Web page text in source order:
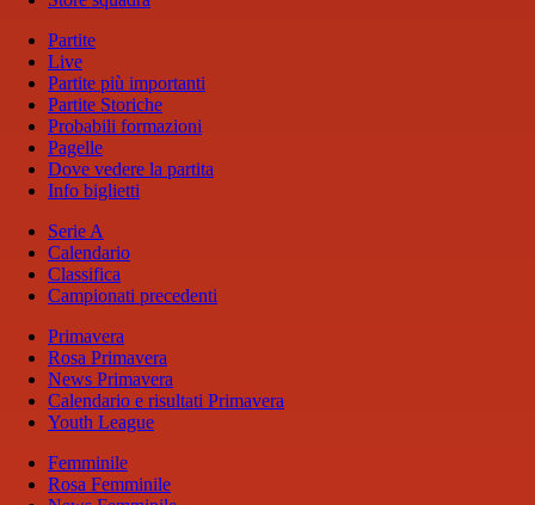
Partite
Live
Partite più importanti
Partite Storiche
Probabili formazioni
Pagelle
Dove vedere la partita
Info biglietti
Serie A
Calendario
Classifica
Campionati precedenti
Primavera
Rosa Primavera
News Primavera
Calendario e risultati Primavera
Youth League
Femminile
Rosa Femminile